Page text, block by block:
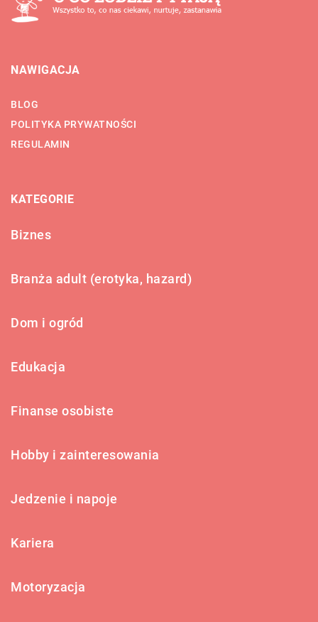
NAWIGACJA
BLOG
POLITYKA PRYWATNOŚCI
REGULAMIN
KATEGORIE
Biznes
Branża adult (erotyka, hazard)
Dom i ogród
Edukacja
Finanse osobiste
Hobby i zainteresowania
Jedzenie i napoje
Kariera
Motoryzacja